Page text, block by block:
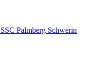
Palmberg Schwerin